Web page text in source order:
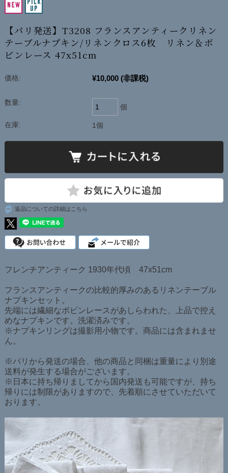
【パリ発送】T3208 フランスアンティークリネン
テーブルナプキン/リネンクロス6枚 リネン＆ボ
ビンレース 47x51cm
価格: ¥10,000 (非課税)
数量:
個
在庫: 1個
返品についての詳細はこちら
フレンチアンティーク 1930年代頃 47x51cm
フランスアンティークの比較的厚みのあるリネンテーブル
ナプキンセット。
先端には繊細なボビンレースがあしらわれた、上品で控え
めなナプキンです。洗濯済みです。
※ナプキンリングは撮影用小物です。商品には含まれませ
ん。
※パリから発送の場合、他の商品と同梱は重量により別途
送料が発生する場合がございます。
※日本に持ち帰りましてから国内発送も可能ですが、持ち
帰りには制限がありますので、先着順にさせていただいて
おります。